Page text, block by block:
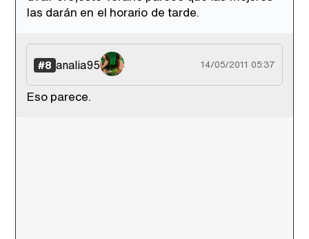
las darán en el horario de tarde.
#8 analia95 14/05/2011 05:37
Eso parece.